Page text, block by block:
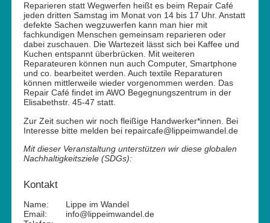
Reparieren statt Wegwerfen heißt es beim Repair Café
jeden dritten Samstag im Monat von 14 bis 17 Uhr. Anstatt
defekte Sachen wegzuwerfen kann man hier mit
fachkundigen Menschen gemeinsam reparieren oder
dabei zuschauen. Die Wartezeit lässt sich bei Kaffee und
Kuchen entspannt überbrücken. Mit weiteren
Reparateuren können nun auch Computer, Smartphone
und co. bearbeitet werden. Auch textile Reparaturen
können mittlerweile wieder vorgenommen werden. Das
Repair Café findet im AWO Begegnungszentrum in der
Elisabethstr. 45-47 statt.
Zur Zeit suchen wir noch fleißige Handwerker*innen. Bei
Interesse bitte melden bei repaircafe@lippeimwandel.de
Mit dieser Veranstaltung unterstützen wir diese globalen
Nachhaltigkeitsziele (SDGs):
Kontakt
Name:
Lippe im Wandel
Email:
info@lippeimwandel.de